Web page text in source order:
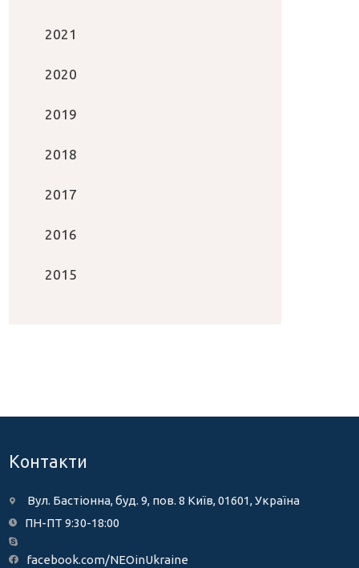
2021
2020
2019
2018
2017
2016
2015
Контакти
Вул. Бастіонна, буд. 9, пов. 8 Київ, 01601, Україна
ПН-ПТ 9:30-18:00
facebook.com/NEOinUkraine